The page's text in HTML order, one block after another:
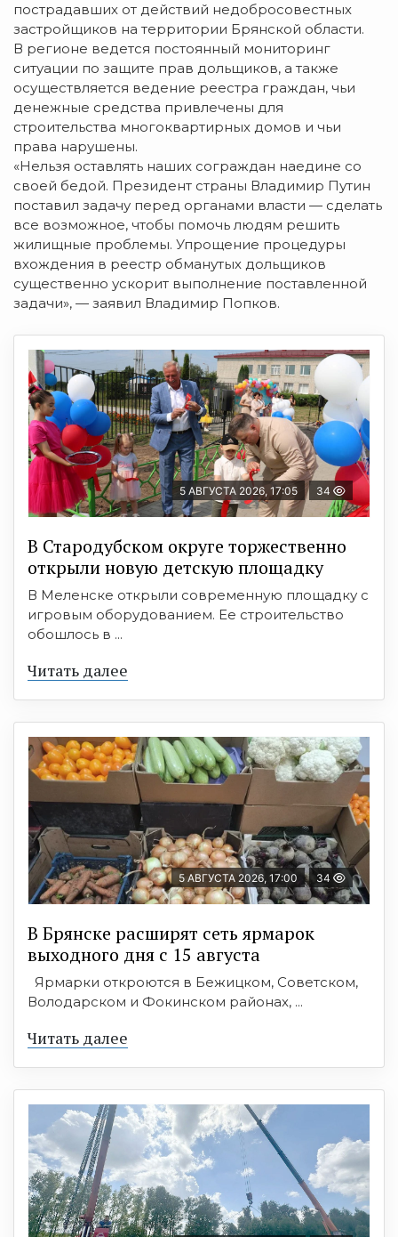
пострадавших от действий недобросовестных
застройщиков на территории Брянской области.
В регионе ведется постоянный мониторинг
ситуации по защите прав дольщиков, а также
осуществляется ведение реестра граждан, чьи
денежные средства привлечены для
строительства многоквартирных домов и чьи
права нарушены.
«Нельзя оставлять наших сограждан наедине со
своей бедой. Президент страны Владимир Путин
поставил задачу перед органами власти — сделать
все возможное, чтобы помочь людям решить
жилищные проблемы. Упрощение процедуры
вхождения в реестр обманутых дольщиков
существенно ускорит выполнение поставленной
задачи», — заявил Владимир Попков.
5 АВГУСТА 2026, 17:05 34
В Стародубском округе торжественно
открыли новую детскую площадку
В Меленске открыли современную площадку с
игровым оборудованием. Ее строительство
обошлось в ...
Читать далее
5 АВГУСТА 2026, 17:00 34
В Брянске расширят сеть ярмарок
выходного дня с 15 августа
Ярмарки откроются в Бежицком, Советском,
Володарском и Фокинском районах, ...
Читать далее